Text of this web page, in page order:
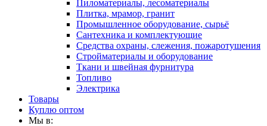
Пиломатериалы, лесоматериалы
Плитка, мрамор, гранит
Промышленное оборудование, сырьё
Сантехника и комплектующие
Средства охраны, слежения, пожаротушения
Стройматериалы и оборудование
Ткани и швейная фурнитура
Топливо
Электрика
Товары
Куплю оптом
Мы в: